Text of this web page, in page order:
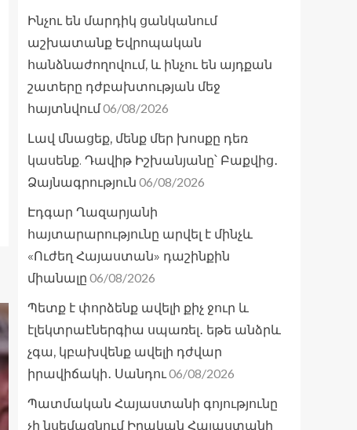
Ինչու են մարդիկ ցանկանում
աշխատանք Եվրոպական
հանձնաժողովում, և ինչու են այդքան
շատերը դժբախտության մեջ
հայտնվում06/08/2026
Լավ մնացեք, մենք մեր խոսքը դեռ
կասենք. Դավիթ Իշխանյանը՝ Բաքվից․
Ձայնագրություն 06/08/2026
Էդգար Ղազարյանի
հայտարարությունը արվել է մինչև
«Ուժեղ Հայաստան» դաշինքին
միանալը 06/08/2026
Պետք է փորձենք ավելի քիչ ջուր և
էլեկտրաէներգիա սպառել․ եթե անձրև
չգա, կբախվենք ավելի դժվար
իրավիճակի․ Սանդու06/08/2026
Պատմական Հայաստանի գոյությունը
չի նսեմացնում Իրական Հայաստանի